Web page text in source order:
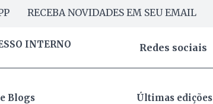
RECEBA NOVIDADES EM SEU EMAIL
INTERNO Redes sociais
Blogs Últimas edições